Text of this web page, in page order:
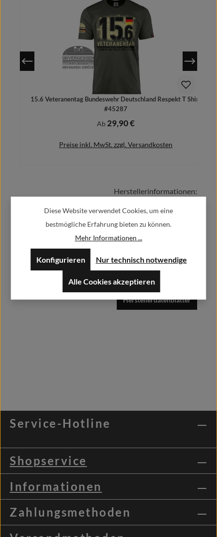
15.6 Veteranentag Bundeswehr Deutschland Respekt T Shirt
#45287
Regulärer Preis:
Ab 29,90 €
Preise inkl. MwSt. zzgl. Versandkosten
Details
Herstellerinformationen:
Weisweilerstr.20-22
52379 Langerwehe
info@alfashirt.de
Herstellerdatenblätter
Service-Hotline
Shopservice
Informationen
Zahlungsmethoden
Diese Website verwendet Cookies, um eine
bestmögliche Erfahrung bieten zu können.
Mehr Informationen ...
Nur technisch notwendige
Konfigurieren
Alle Cookies akzeptieren